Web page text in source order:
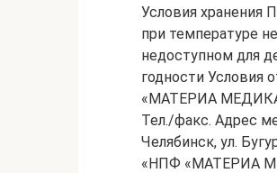
Условия хранения
при температуре
недоступном для
годности Условия
«МАТЕРИА МЕДИКА
Тел./факс. Адрес
Челябинск, ул.
«НПФ «МАТЕРИА